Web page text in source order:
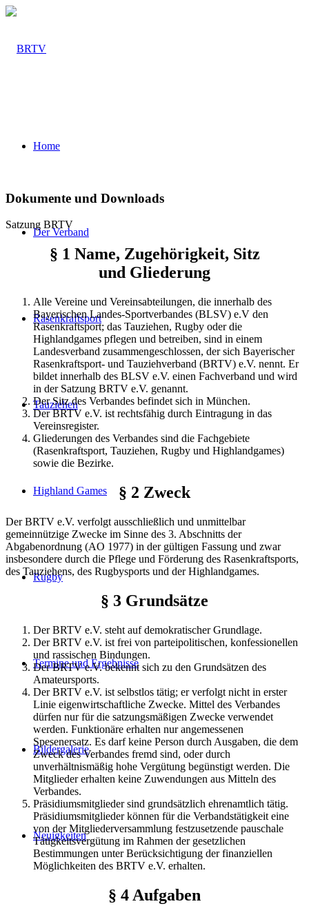
Home
Der Verband
Rasenkraftsport
Tauziehen
Highland Games
Rugby
Termine und Ergebnisse
Bildergalerie
Neuigkeiten
Dokumente und Downloads
Satzung BRTV
§ 1 Name, Zugehörigkeit, Sitz
und Gliederung
Alle Vereine und Vereinsabteilungen, die innerhalb des
Bayerischen Landes-Sportverbandes (BLSV) e.V den
Rasenkraft­sport; das Tauziehen, Rugby oder die
Highlandgames pflegen und betreiben, sind in einem
Landesverband zusammengeschlossen, der sich Bayerischer
Rasenkraftsport- und Tauziehverband (BRTV) e.V. nennt. Er
bildet innerhalb des BLSV e.V. einen Fachverband und wird
in der Satzung BRTV e.V. genannt.
Der Sitz des Verbandes befindet sich in München.
Der BRTV e.V. ist rechtsfähig durch Eintragung in das
Vereins­register.
Gliederungen des Verbandes sind die Fachgebiete
(Rasenkraft­sport, Tauziehen, Rugby und Highlandgames)
sowie die Bezirke.
§ 2 Zweck
Der BRTV e.V. verfolgt ausschließlich und unmittelbar
gemeinnützige Zwecke im Sinne des 3. Abschnitts der
Abgabenordnung (AO 1977) in der gültigen Fassung und zwar
insbesondere durch die Pflege und Förderung des Rasenkraftsports,
des Tauziehens, des Rugbysports und der Highlandgames.
§ 3 Grundsätze
Der BRTV e.V. steht auf demokratischer Grundlage.
Der BRTV e.V. ist frei von parteipolitischen, konfessionellen
und rassischen Bindungen.
Der BRTV e.V. bekennt sich zu den Grundsätzen des
Amateursports.
Der BRTV e.V. ist selbstlos tätig; er verfolgt nicht in erster
Linie eigenwirtschaftliche Zwecke. Mittel des Verbandes
dürfen nur für die satzungsmäßigen Zwecke verwendet
werden. Funktionäre erhalten nur angemessenen
Spesenersatz. Es darf keine Person durch Ausgaben, die dem
Zweck des Verbandes fremd sind, oder durch
unverhältnismäßig hohe Vergütung begünstigt werden. Die
Mitglieder erhalten keine Zuwendungen aus Mitteln des
Verbandes.
Präsidiumsmitglieder sind grundsätzlich ehrenamtlich tätig.
Präsidiumsmitglieder können für die Verbandstätigkeit eine
von der Mitgliederversammlung festzusetzende pauschale
Tätigkeitsvergütung im Rahmen der gesetzlichen
Bestimmungen unter Berücksichtigung der finanziellen
Möglichkeiten des BRTV e.V. erhalten.
§ 4 Aufgaben